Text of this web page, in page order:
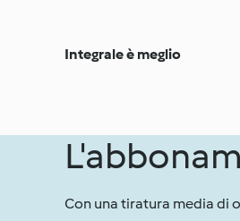
Integrale è meglio
Con una tiratura media di